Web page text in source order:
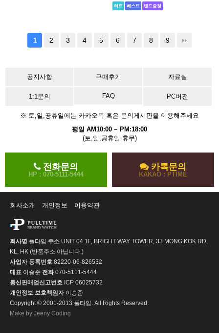
히트 베스트 밴드증정
1 2 3 4 5 6 7 8 9
공지사항 구매후기 자료실
1:1문의 FAQ PC버전
※ 토,일,공휴일에는 카카오톡 혹은 문의게시판을 이용해주세요
평일 AM10:00 ~ PM:18:00
(토,일,공휴일 휴무)
전화문의
HP : 070-5111-5444
카톡문의
KAKAO : PTIME
회사소개 개인정보 이용약관
회사명 풀타임 주소 UNIT 04 1F, BRIGHT WAY TOWER, 33 MONG KOK RD,
KL, HK (반품주소 아닙니다.)
사업자 등록번호 82220-06-826532
대표 이승준 전화070-5111-5444
통신판매업신고번호 ICP 06025732
개인정보 보호책임자이승준
Copyright © 2001-2013 풀타임. All Rights Reserved.
Make by Jeeny Coding